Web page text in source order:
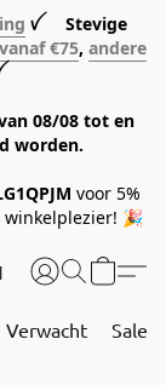
ꪜ Stevige
€75, andere
08/08 tot en
worden.
voor 5%
winkelplezier! 🎉
Verwacht Sale